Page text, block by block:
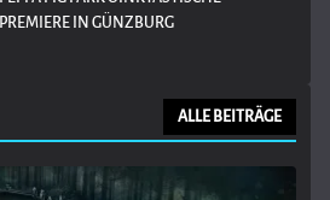
PREMIERE IN GÜNZBURG
ALLE BEITRÄGE